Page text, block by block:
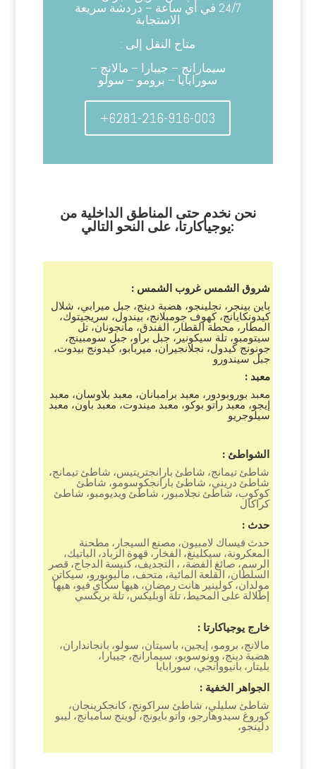
24/7 في أي ساعة – دردشة سريعة
الاستجابة
متاح النقل إلى :
سيمارانج – جيبارا – مالانج –
سورابايا – برومو – سولو
+6281-216-916-003
نحن نخدم حتى المناطق الداخلية من
يوجياكارتا، على النحو التالي:
شروق الشمس غروب الشمس :
باين بينجر، نجلينجو، هضبة دينج، جبل ميرابي، شلال
كيدونكايانج، كهوف جومبلانج، بيندول، سريجيتوك،
المطار، محطة القطار، الفندق، مانجونان، تل
سيتومبو، تلة سيكونير، جبل براو، جبل سومبينج،
جونونج كيدول، نجلانجيران، ميربابو، كيدونج بيدوت،
جبل سيندورو
معبد :
معبد بوروبودور، معبد برامبانان، معبد بلاوسان، معبد
إيجو، معبد راتو بوكو، معبد ميندوت، معبد باون، معبد
سيلوجريو
الشواطئ :
شاطئ تيمانج، شاطئ بارانجتريتيس، شاطئ تيمانج،
شاطئ دريني، شاطئ بارانجكوسومو، شاطئ
كوكوب، شاطئ نجلامبور، شاطئ ويديومبو، شاطئ
كراكال
حدث :
حدث فيساك لامبيون، مصنع السيجار، مطحنة
المعكرونة، سيكلينغ، الفخار، قهوة الزباد، الباتيك،
الرسم، صائغ الفضة، ، التجديف، كنيسة الدجاج، قصر
السلطان، القلعة المائية، متحف، ماليوبورو، سيكاتن
مولدان، كولينير هانت رمضان، هيها سكاي فيو، هيها
إطلالة على المحيط، تلة أوبليكس، تلة بريكسي
خارج يوجياكارتا :
مالانج، برومو، إيجين، باسيتان، سولو، بانجانداران،
هضبة دينج، وونوسوبو، سيمارانج، جيبارا،
بليتار، بانيووانجي، سورابايا
الجواهر الخفية :
شاطئ سليلي، شاطئ سراكونج، كانجكرينجان،
كوروغ سيدوهارجو، واتو بايونج، لوينج سامبانج، ليبو
دلينجو،